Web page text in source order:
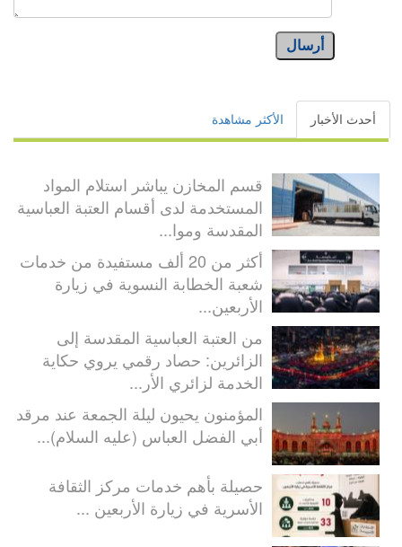
أرسال
أحدث الأخبار الأكثر مشاهدة
قسم المخازن يباشر استلام المواد
المستخدمة لدى أقسام العتبة العباسية
المقدسة وموا...
أكثر من 20 ألف مستفيدة من خدمات
شعبة الخطابة النسوية في زيارة
الأربعين...
من العتبة العباسية المقدسة إلى
الزائرين: حصاد رقمي يروي حكاية
الخدمة لزائري الأر...
المؤمنون يحيون ليلة الجمعة عند مرقد
أبي الفضل العباس (عليه السلام)...
حصيلة بأهم خدمات مركز الثقافة
الأسرية في زيارة الأربعين ...